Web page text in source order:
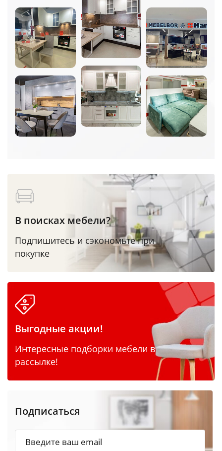
В поисках мебели?
Подпишитесь и сэкономьте при
покупке
Выгодные акции!
Интересные подборки мебели в
рассылке!
Подписаться